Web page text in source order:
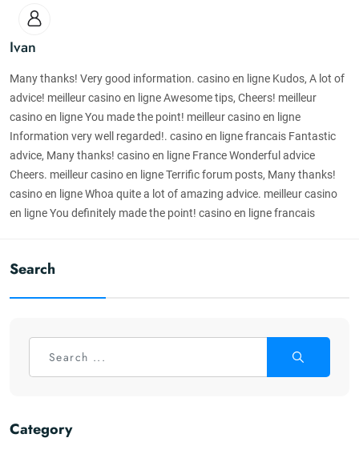
Ivan
Many thanks! Very good information. casino en ligne Kudos, A lot of
advice! meilleur casino en ligne Awesome tips, Cheers! meilleur
casino en ligne You made the point! meilleur casino en ligne
Information very well regarded!. casino en ligne francais Fantastic
advice, Many thanks! casino en ligne France Wonderful advice
Cheers. meilleur casino en ligne Terrific forum posts, Many thanks!
casino en ligne Whoa quite a lot of amazing advice. meilleur casino
en ligne You definitely made the point! casino en ligne francais
Search
Category